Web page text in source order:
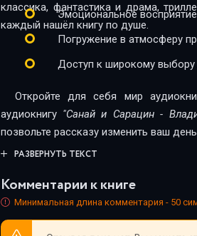
24
25
классика, фантастика и драма,
каждый нашёл книгу по душе.
Эмоциональное восприятие
Погружение в атмосферу
Доступ к широкому выбору
Откройте для себя мир
аудиокнигу "Санай и Сарацин -
позвольте рассказу изменить ваш
РАЗВЕРНУТЬ ТЕКСТ
Комментарии к книге
Минимальная длина комментария - 50